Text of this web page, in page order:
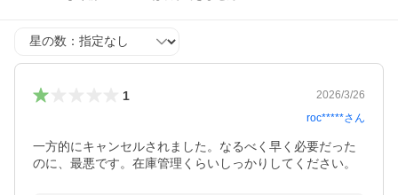
星の数
1
2026/3/26
roc*****さん
一方的にキャンセルされました。なるべく早く必要だった
のに、最悪です。在庫管理くらいしっかりしてください。